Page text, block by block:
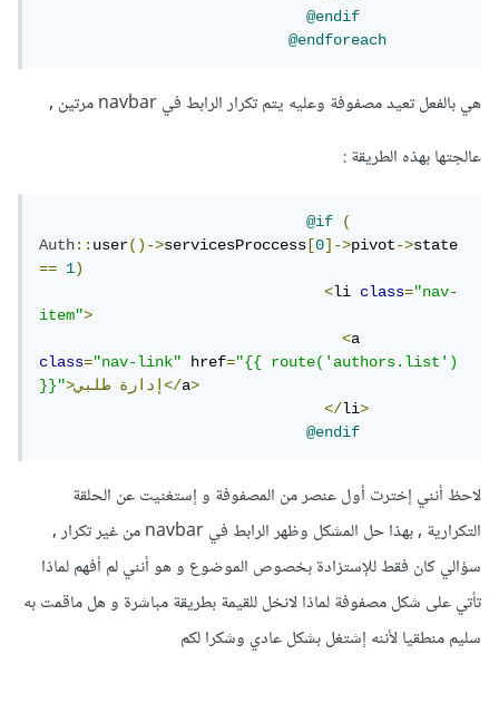
@endif
@endforeach
هي بالفعل تعيد مصفوفة وعليه يتم تكرار الرابط في navbar مرتين ,
عالجتها بهذه الطريقة :
@if
(
Auth::user()->servicesProccess [0]->pivot->
==
1)
<li class="nav-
item">
<
class="nav-link" href="{{ route('authors.list')
}}"
>إدارةطلبي</a>
</li>
@endif
لاحظ أنني إخترت أول عنصر من المصفوفة و إستغنيت عن الحلقة
التكرارية , بهذا حل المشكل وظهر الرابط في navbar من غير تكرار ,
سؤالي كان فقط للإستزادة بخصوص الموضوع و هو أنني لم أفهم لماذا
تأتي على شكل مصفوفة لماذا لانخل للقيمة بطريقة مباشرة و هل ماقمت به
سليم منطقيا لأننه إشتغل بشكل عادي وشكرا لكم